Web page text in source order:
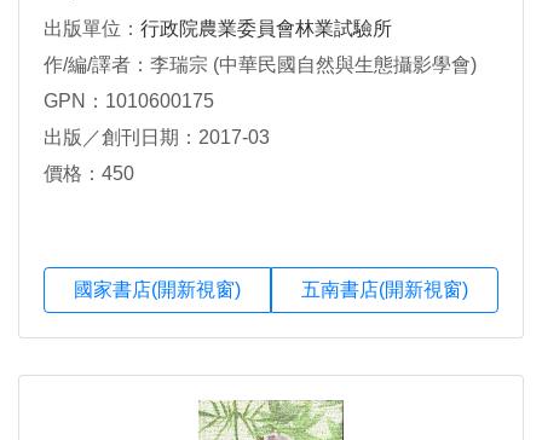
出版單位： 行政院農業委員會林業試驗所
作/編/譯者：李瑞宗 (中華民國自然與生態攝影學會)
GPN：1010600175
出版／創刊日期：2017-03
價格：450
國家書店(開新視窗) 五南書店(開新視窗)